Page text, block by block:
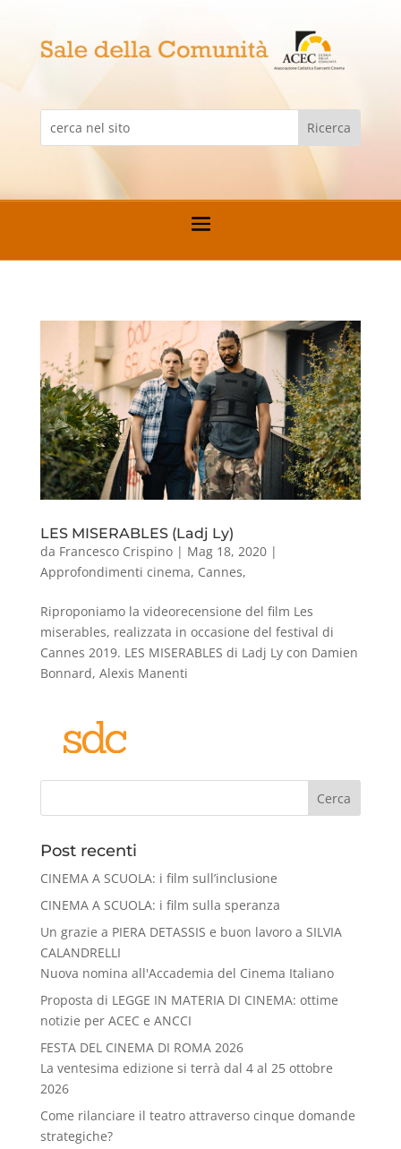
LES MISERABLES (Ladj Ly)
da Francesco Crispino| Mag 18, 2020|
Approfondimenti cinema, Cannes,
Riproponiamo la videorecensione del film Les
miserables, realizzata in occasione del festival di
Cannes 2019. LES MISERABLES di Ladj Ly con Damien
Bonnard, Alexis Manenti
Cerca
Post recenti
CINEMA A SCUOLA: i film sull’inclusione
CINEMA A SCUOLA: i film sulla speranza
Un grazie a PIERA DETASSIS e buon lavoro a SILVIA
CALANDRELLI
Nuova nomina all'Accademia del Cinema Italiano
Proposta di LEGGE IN MATERIA DI CINEMA: ottime
notizie per ACEC e ANCCI
FESTA DEL CINEMA DI ROMA 2026
La ventesima edizione si terrà dal 4 al 25 ottobre
2026
Come rilanciare il teatro attraverso cinque domande
strategiche?